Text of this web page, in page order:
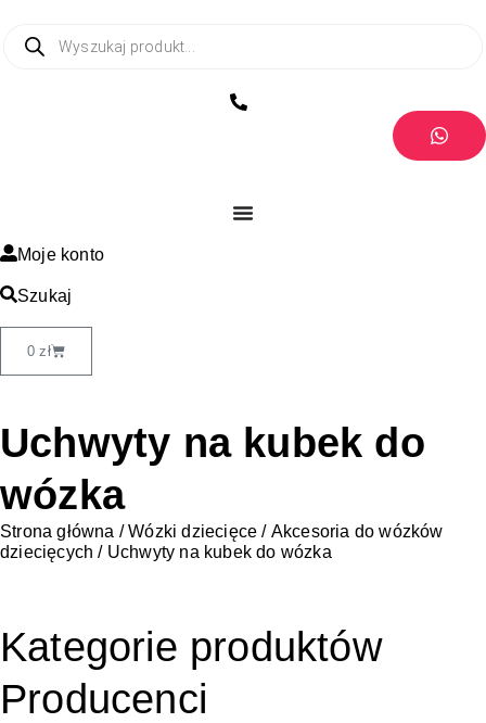
Moje konto
Szukaj
0zł
Uchwyty na kubek do
wózka
Strona główna /Wózki dziecięce / Akcesoria do wózków
dziecięcych / Uchwyty na kubek do wózka
Kategorie produktów
Producenci